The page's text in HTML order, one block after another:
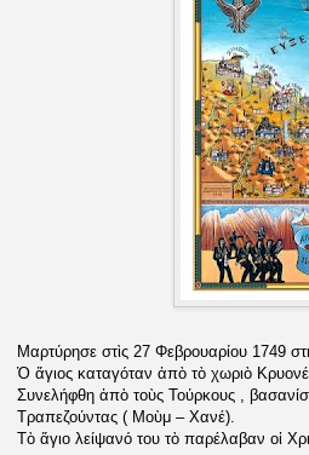
Μαρτύρησε στὶς 27 Φεβρουαρίου 1749
Ὁ ἅγιος καταγόταν ἀπὸ τὸ χωριὸ
Συνελήφθη ἀπὸ τοὺς Τούρκους ,
Τραπεζούντας ( Μοὺμ – Χανέ).
Τὸ ἅγιο λείψανό του τὸ παρέλαβαν οἱ